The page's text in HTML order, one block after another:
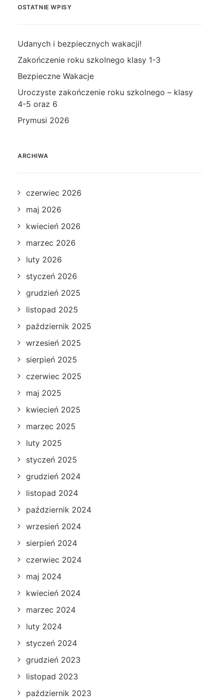
OSTATNIE WPISY
Udanych i bezpiecznych wakacji!
Zakończenie roku szkolnego klasy 1-3
Bezpieczne Wakacje
Uroczyste zakończenie roku szkolnego – klasy
4-5 oraz 6
Prymusi 2026
ARCHIWA
czerwiec 2026
maj 2026
kwiecień 2026
marzec 2026
luty 2026
styczeń 2026
grudzień 2025
listopad 2025
październik 2025
wrzesień 2025
sierpień 2025
czerwiec 2025
maj 2025
kwiecień 2025
marzec 2025
luty 2025
styczeń 2025
grudzień 2024
listopad 2024
październik 2024
wrzesień 2024
sierpień 2024
czerwiec 2024
maj 2024
kwiecień 2024
marzec 2024
luty 2024
styczeń 2024
grudzień 2023
listopad 2023
październik 2023